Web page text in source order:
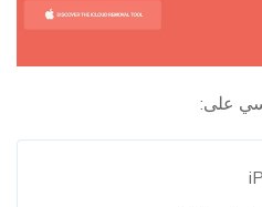
على: